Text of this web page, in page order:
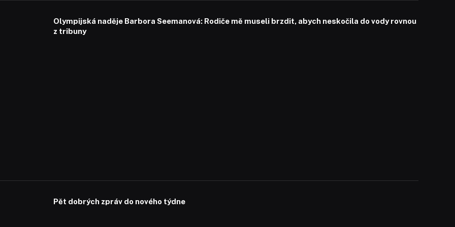
Olympijská naděje Barbora Seemanová: Rodiče mě museli brzdit, abych neskočila do vody rovnou
z tribuny
Pět dobrých zpráv do nového týdne